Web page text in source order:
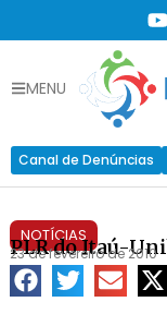
MENU
Canal de Denúncias
NOTÍCIAS
PLR do Itaú-
23 de fevereiro de 2010